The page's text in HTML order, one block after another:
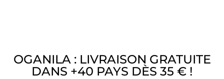
OGANILA : LIVRAISON GRATUITE
DANS +40 PAYS DÈS 35 € !